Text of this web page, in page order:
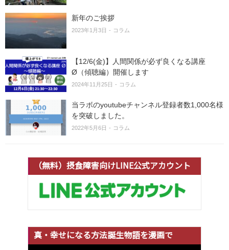
新年のご挨拶
2023年1月3日 コラム
【12/6(金)】人間関係が必ず良くなる講座
Ø（傾聴編）開催します
2024年11月25日 コラム
当ラボのyoutubeチャンネル登録者数1,000名様
を突破しました。
2022年5月6日 コラム
（無料）摂食障害向けLINE公式アカウント
真・幸せになる方法誕生物語を漫画で